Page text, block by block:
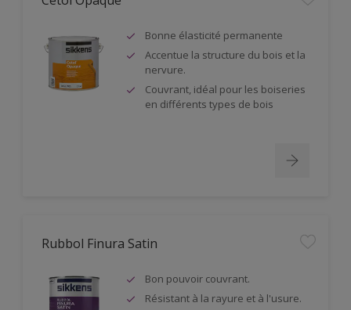
Bonne élasticité permanente
Accentue la structure du bois et la
nervure.
Couvrant, idéal pour les boiseries
en différents types de bois
Rubbol Finura Satin
Bon pouvoir couvrant.
Résistant à la rayure et à l'usure.